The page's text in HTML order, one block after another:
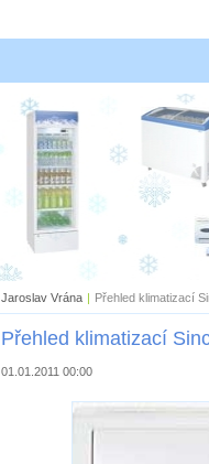
Jaroslav Vrána | Přehled klimatizací
Přehled klimatizací
01.01.2011 00:00